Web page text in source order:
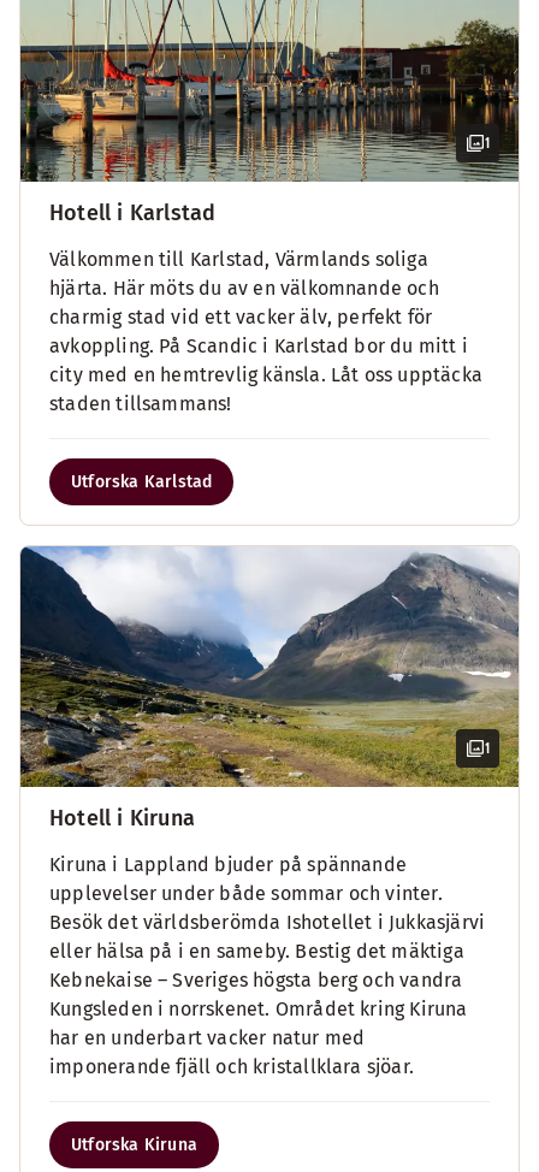
1
Hotell i Karlstad
Välkommen till Karlstad, Värmlands soliga
hjärta. Här möts du av en välkomnande och
charmig stad vid ett vacker älv, perfekt för
avkoppling. På Scandic i Karlstad bor du mitt i
city med en hemtrevlig känsla. Låt oss upptäcka
staden tillsammans!
Utforska Karlstad
1
Hotell i Kiruna
Kiruna i Lappland bjuder på spännande
upplevelser under både sommar och vinter.
Besök det världsberömda Ishotellet i Jukkasjärvi
eller hälsa på i en sameby. Bestig det mäktiga
Kebnekaise – Sveriges högsta berg och vandra
Kungsleden i norrskenet. Området kring Kiruna
har en underbart vacker natur med
imponerande fjäll och kristallklara sjöar.
Utforska Kiruna